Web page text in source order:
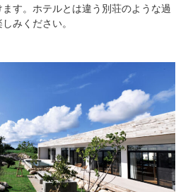
す。ホテルとは違う別荘のような過
みください。